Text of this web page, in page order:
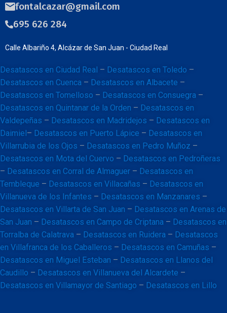
fontalcazar@gmail.com
695 626 284
Calle Albariño 4, Alcázar de San Juan - Ciudad Real
Desatascos en Ciudad Real – Desatascos en Toledo –
Desatascos en Cuenca – Desatascos en Albacete –
Desatascos en Tomelloso – Desatascos en Consuegra –
Desatascos en Quintanar de la Orden – Desatascos en
Valdepeñas – Desatascos en Madridejos – Desatascos en
Daimiel– Desatascos en Puerto Lápice – Desatascos en
Villarrubia de los Ojos – Desatascos en Pedro Muñoz –
Desatascos en Mota del Cuervo – Desatascos en Pedroñeras
– Desatascos en Corral de Almaguer – Desatascos en
Tembleque – Desatascos en Villacañas – Desatascos en
Villanueva de los Infantes – Desatascos en Manzanares –
Desatascos en Villarta de San Juan – Desatascos en Arenas de
San Juan – Desatascos en Campo de Criptana – Desatascos en
Torralba de Calatrava – Desatascos en Ruidera – Desatascos
en Villafranca de los Caballeros – Desatascos en Camuñas –
Desatascos en Miguel Esteban – Desatascos en Llanos del
Caudillo – Desatascos en Villanueva del Alcardete –
Desatascos en Villamayor de Santiago – Desatascos en Lillo